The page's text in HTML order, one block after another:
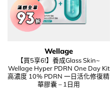
Wellage
【買5享6!】養成Glass Skin~
Wellage Hyper PDRN One Day Kit
高濃度 10% PDRN 一日活化修復精
華膠囊 – 1日用